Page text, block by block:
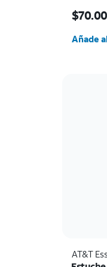
$70.00
Añade
AT&T